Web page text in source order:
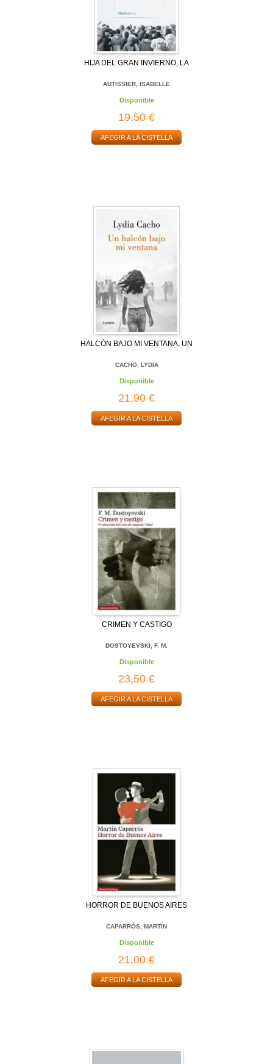
HIJA DEL GRAN INVIERNO, LA
AUTISSIER, ISABELLE
Disponible
19,50 €
AFEGIR A LA CISTELLA
HALCÓN BAJO MI VENTANA, UN
CACHO, LYDIA
Disponible
21,90 €
AFEGIR A LA CISTELLA
CRIMEN Y CASTIGO
DOSTOYEVSKI, F. M.
Disponible
23,50 €
AFEGIR A LA CISTELLA
HORROR DE BUENOS AIRES
CAPARRÓS, MARTÍN
Disponible
21,00 €
AFEGIR A LA CISTELLA